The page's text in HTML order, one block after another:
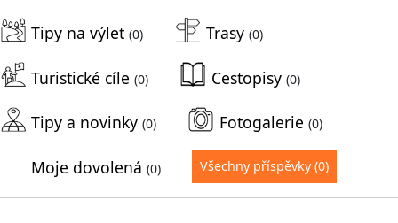
MOJE TURISTIKA ›
Tipy na výlet (0) Trasy (0)
Turistické cíle (0) Cestopisy (0)
Tipy a novinky (0) Fotogalerie (0)
Moje dovolená (0) Všechny příspěvky (0)